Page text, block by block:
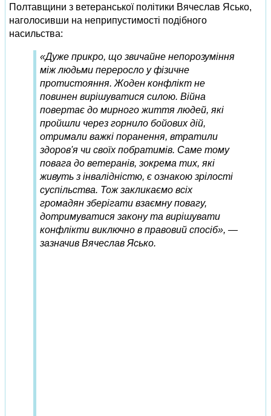
Полтавщини з ветеранської політики Вячеслав Ясько,
наголосивши на неприпустимості подібного
насильства:
«Дуже прикро, що звичайне непорозуміння
між людьми переросло у фізичне
протистояння. Жоден конфлікт не
повинен вирішуватися силою. Війна
повертає до мирного життя людей, які
пройшли через горнило бойових дій,
отримали важкі поранення, втратили
здоров'я чи своїх побратимів. Саме тому
повага до ветеранів, зокрема тих, які
живуть з інвалідністю, є ознакою зрілості
суспільства. Тож закликаємо всіх
громадян зберігати взаємну повагу,
дотримуватися закону та вирішувати
конфлікти виключно в правовий спосіб», —
зазначив Вячеслав Ясько.